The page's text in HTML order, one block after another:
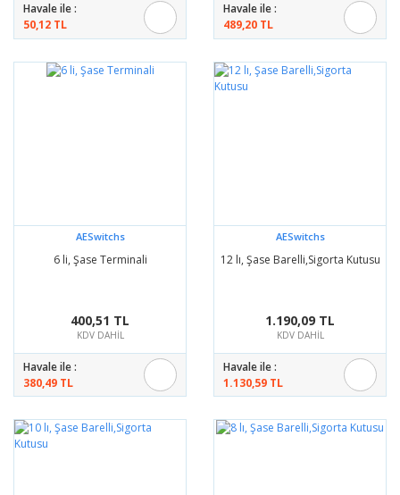
Havale ile :
50,12 TL
Havale ile :
489,20 TL
AESwitchs
6 li, Şase Terminali
400,51 TL
KDV DAHİL
Havale ile :
380,49 TL
AESwitchs
12 lı, Şase Barelli,Sigorta Kutusu
1.190,09 TL
KDV DAHİL
Havale ile :
1.130,59 TL